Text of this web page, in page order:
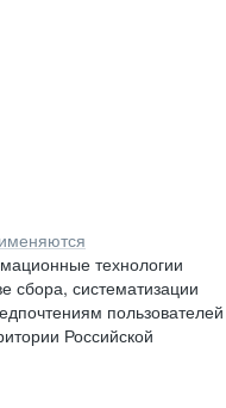
технологии
сбора, систематизации
пользователей
Российской